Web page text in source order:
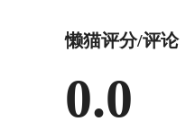
懒猫评分/评论
0.0